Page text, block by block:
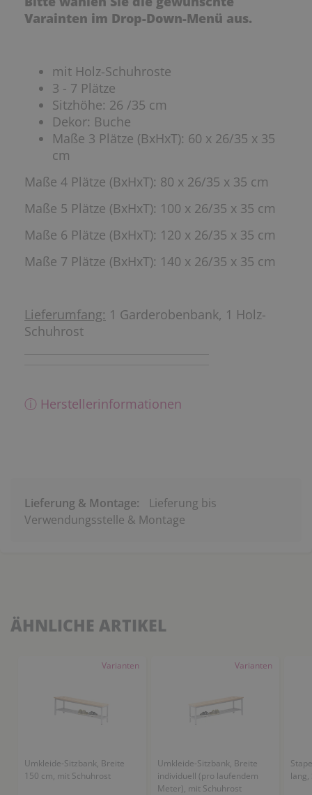
Varainten im Drop-Down-Menü aus.
mit Holz-Schuhroste
3 - 7 Plätze
Sitzhöhe: 26 /35 cm
Dekor: Buche
Maße 3 Plätze (BxHxT): 60 x 26/35 x 35
cm
Maße 4 Plätze (BxHxT): 80 x 26/35 x 35 cm
Maße 5 Plätze (BxHxT): 100 x 26/35 x 35 cm
Maße 6 Plätze (BxHxT): 120 x 26/35 x 35 cm
Maße 7 Plätze (BxHxT): 140 x 26/35 x 35 cm
Lieferumfang: 1 Garderobenbank, 1 Holz-
Schuhrost
ⓘ Herstellerinformationen
Lieferung & Montage:
Lieferung bis
Verwendungsstelle & Montage
ÄHNLICHE ARTIKEL
Varianten
Umkleide-Sitzbank, Breite
150 cm, mit Schuhrost
Varianten
Umkleide-Sitzbank, Breite
individuell (pro laufendem
Meter), mit Schuhrost
lang,